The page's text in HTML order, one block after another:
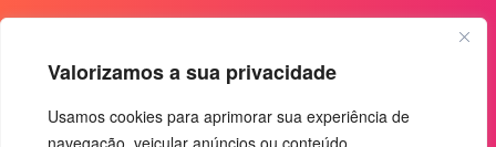
Valorizamos a sua privacidade
Usamos cookies para aprimorar sua experiência de
navegação, veicular anúncios ou conteúdo
Anuncie Conosco